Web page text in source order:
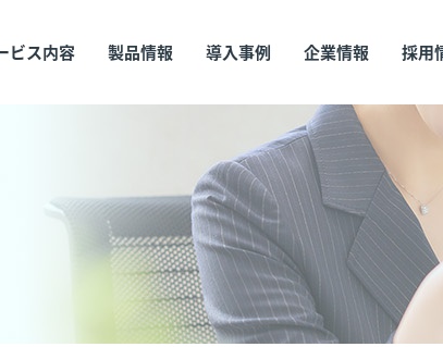
ビス内容 製品情報 導入事例 企業情報 採用